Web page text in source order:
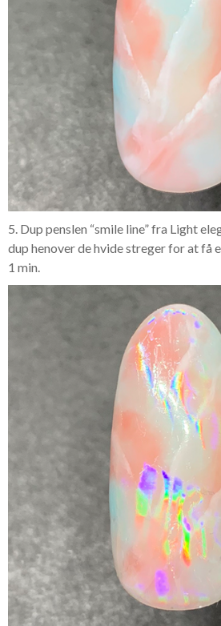
5. Dup penslen “smile line” fra Light
dup henover de hvide streger for at
1 min.